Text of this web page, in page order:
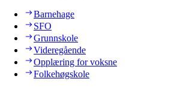
Barnehage
SFO
Grunnskole
Videregående
Opplæring for voksne
Folkehøgskole